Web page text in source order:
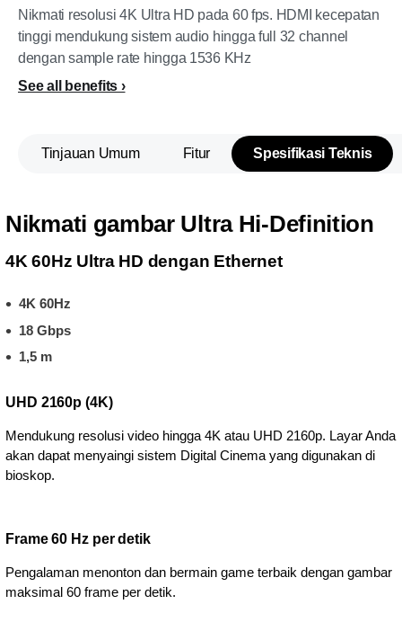
Nikmati resolusi 4K Ultra HD pada 60 fps. HDMI kecepatan
tinggi mendukung sistem audio hingga full 32 channel
dengan sample rate hingga 1536 KHz
See all benefits
Tinjauan Umum Fitur Spesifikasi Teknis
Nikmati gambar Ultra Hi-Definition
4K 60Hz Ultra HD dengan Ethernet
4K 60Hz
18 Gbps
1,5 m
UHD 2160p (4K)
Mendukung resolusi video hingga 4K atau UHD 2160p. Layar Anda
akan dapat menyaingi sistem Digital Cinema yang digunakan di
bioskop.
Frame 60 Hz per detik
Pengalaman menonton dan bermain game terbaik dengan gambar
maksimal 60 frame per detik.